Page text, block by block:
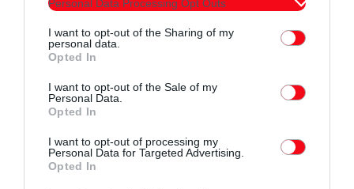
Personal Data Processing Opt Outs
I want to opt-out of the Sharing of my
personal data.
Opted In
I want to opt-out of the Sale of my
Personal Data.
Opted In
I want to opt-out of processing my
Personal Data for Targeted Advertising.
Opted In
Με το πέρας της δράσης, αποστέλλεται ως παραδοτέο από
τους μαθητές και τις μαθήτριες προς τον Φορέα μας ένα
αναμνηστικό συναφές με το αντικείμενο που
παρακολούθησαν. Σκοπός της παρούσας δράσης είναι η
βιωματική προσέγγιση των στόχων της Τράπεζας Τροφίμων
σπατάλης τροφίμων.